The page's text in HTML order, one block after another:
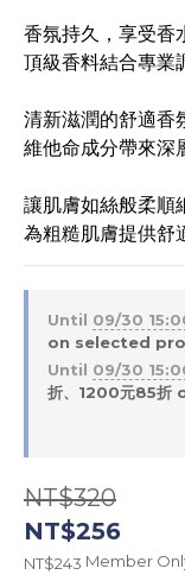
香氛持久，享受香
頂級香料結合專業
清新滋潤的舒適香
維他命成分帶來深
讓肌膚如絲般柔順
為粗糙肌膚提供舒
Until 09/30
on selected
Until 09/30
折、1200元85
NT$320
NT$256
NT$243 Member